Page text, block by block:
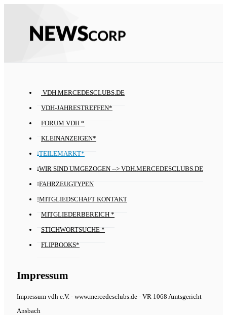
VDH.MERCEDESCLUBS.DE
VDH-JAHRESTREFFEN*
FORUM VDH *
KLEINANZEIGEN*
TEILEMARKT*
WIR SIND UMGEZOGEN --> VDH.MERCEDESCLUBS.DE
FAHRZEUGTYPEN
MITGLIEDSCHAFT KONTAKT
MITGLIEDERBEREICH *
STICHWORTSUCHE *
FLIPBOOKS*
Impressum
Impressum vdh e.V. - www.mercedesclubs.de - VR 1068 Amtsgericht
Ansbach